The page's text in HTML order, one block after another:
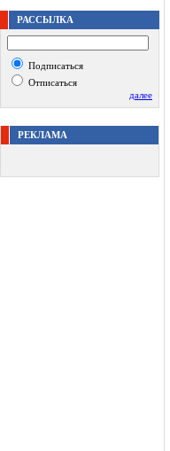
РАССЫЛКА
Подписаться
Отписаться
далее
РЕКЛАМА